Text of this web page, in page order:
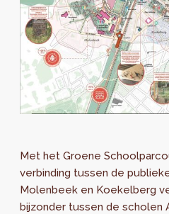
Met het Groene
verbinding tussen de
Molenbeek en Koekelberg
bijzonder tussen de scholen